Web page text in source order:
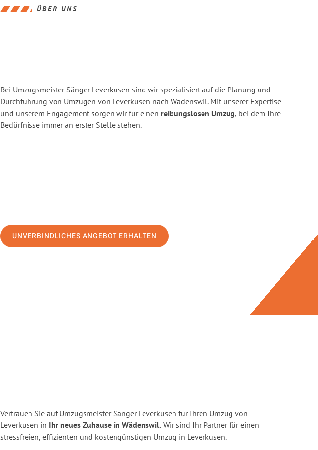
ÜBER UNS
Bei Umzugsmeister Sänger Leverkusen sind wir spezialisiert auf die Planung und
Durchführung von Umzügen von Leverkusen nach Wädenswil. Mit unserer Expertise
und unserem Engagement sorgen wir für einen reibungslosen Umzug, bei dem Ihre
Bedürfnisse immer an erster Stelle stehen.
UNVERBINDLICHES ANGEBOT ERHALTEN
Vertrauen Sie auf Umzugsmeister Sänger Leverkusen für Ihren Umzug von
Leverkusen in Ihr neues Zuhause in Wädenswil. Wir sind Ihr Partner für einen
stressfreien, effizienten und kostengünstigen Umzug in Leverkusen.